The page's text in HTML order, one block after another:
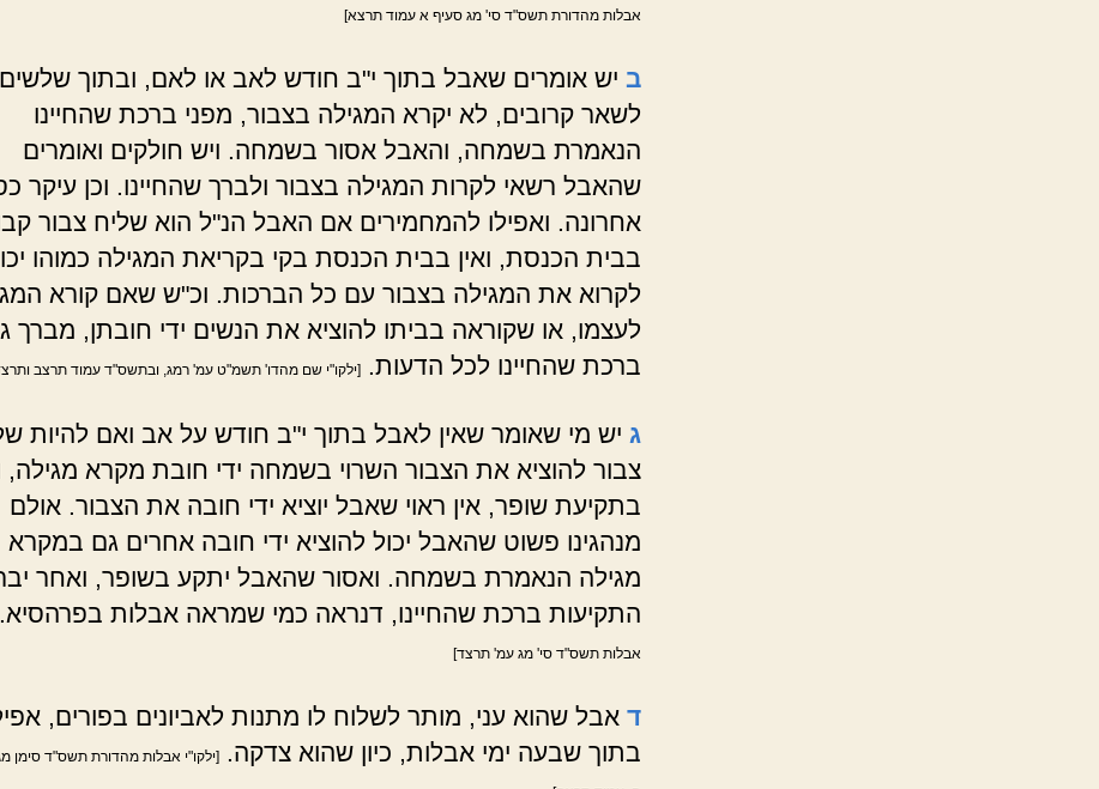
אבלות מהדורת תשס"ד סי' מג סעיף א עמוד תרצא]
ב יש אומרים שאבל בתוך י"ב חודש לאב או לאם, ובתוך שלשים
לשאר קרובים, לא יקרא המגילה בצבור, מפני ברכת שהחיינו
הנאמרת בשמחה, והאבל אסור בשמחה. ויש חולקים ואומרים
שהאבל רשאי לקרות המגילה בצבור ולברך שהחיינו. וכן עיקר
אחרונה. ואפילו להמחמירים אם האבל הנ"ל הוא שליח צבור
בבית הכנסת, ואין בבית הכנסת בקי בקריאת המגילה כמוהו
לקרוא את המגילה בצבור עם כל הברכות. וכ"ש שאם קורא
לעצמו, או שקוראה בביתו להוציא את הנשים ידי חובתן, מברך
ברכת שהחיינו לכל הדעות.
[ילקו"י שם מהדו' תשמ"ט עמ' רמג, ובתשס"ד עמוד תרצב
ג יש מי שאומר שאין לאבל בתוך י"ב חודש על אב ואם להיות
צבור להוציא את הצבור השרוי בשמחה ידי חובת מקרא מגילה,
בתקיעת שופר, אין ראוי שאבל יוציא ידי חובה את הצבור. אולם
מנהגינו פשוט שהאבל יכול להוציא ידי חובה אחרים גם במקרא
מגילה הנאמרת בשמחה. ואסור שהאבל יתקע בשופר, ואחר
התקיעות ברכת שהחיינו, דנראה כמי שמראה אבלות בפרהסיא.
אבלות תשס"ד סי' מג עמ' תרצד]
ד אבל שהוא עני, מותר לשלוח לו מתנות לאביונים בפורים,
בתוך שבעה ימי אבלות, כיון שהוא צדקה. [ילקו"י אבלות מהדורת תשס"ד סימן